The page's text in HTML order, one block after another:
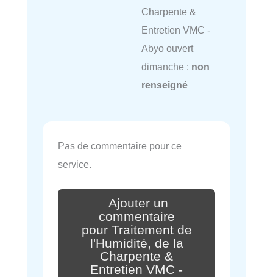
Charpente &
Entretien VMC -
Abyo ouvert
dimanche : non
renseigné
Pas de commentaire pour ce
service.
Ajouter un
commentaire
pour Traitement de
l'Humidité, de la
Charpente &
Entretien VMC -